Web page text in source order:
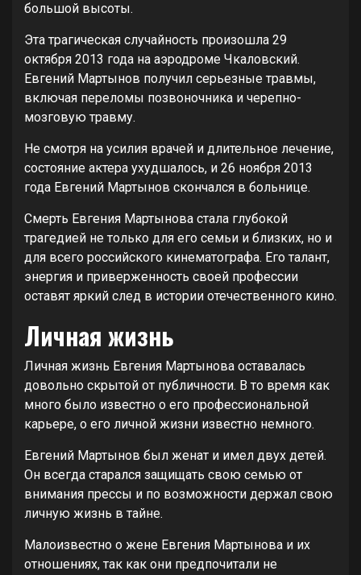
большой высоты.
Эта трагическая случайность произошла 29
октября 2013 года на аэродроме Чкаловский.
Евгений Мартынов получил серьезные травмы,
включая переломы позвоночника и черепно-
мозговую травму.
Не смотря на усилия врачей и длительное лечение,
состояние актера ухудшалось, и 26 ноября 2013
года Евгений Мартынов скончался в больнице.
Смерть Евгения Мартынова стала глубокой
трагедией не только для его семьи и близких, но и
для всего российского кинематографа. Его талант,
энергия и приверженность своей профессии
оставят яркий след в истории отечественного кино.
Личная жизнь
Личная жизнь Евгения Мартынова оставалась
довольно скрытой от публичности. В то время как
много было известно о его профессиональной
карьере, о его личной жизни известно немного.
Евгений Мартынов был женат и имел двух детей.
Он всегда старался защищать свою семью от
внимания прессы и по возможности держал свою
личную жизнь в тайне.
Малоизвестно о жене Евгения Мартынова и их
отношениях, так как они предпочитали не